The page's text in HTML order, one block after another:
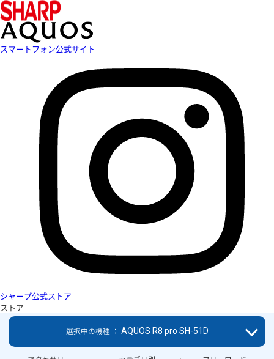
スマートフォン公式サイト
シャープ公式ストア
ストア
選択中の機種 ： AQUOS R8 pro SH-51D